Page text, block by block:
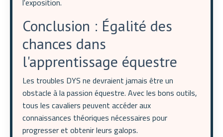
l'exposition.
Conclusion : Égalité des
chances dans
l'apprentissage équestre
Les troubles DYS ne devraient jamais être un
obstacle à la passion équestre. Avec les bons outils,
tous les cavaliers peuvent accéder aux
connaissances théoriques nécessaires pour
progresser et obtenir leurs galops.